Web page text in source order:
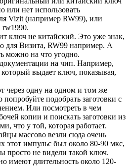
или нет использовать
Vizit (например RW99), или
ключ не китайский. Это уже знак,
для Визита, RW99 например. А
можно на что угодно.
на чип. Например,
выдает ключ, показывая,
через одну на одном и том же
подобрать заготовки с
Или посмотреть в чем
копии и поискать заготовки из
что у той, которая работает.
массово везли сюда очень
этот импульс был около 80-90 мкс,
просто не видели такой ключ.
имеют длительность около 120-